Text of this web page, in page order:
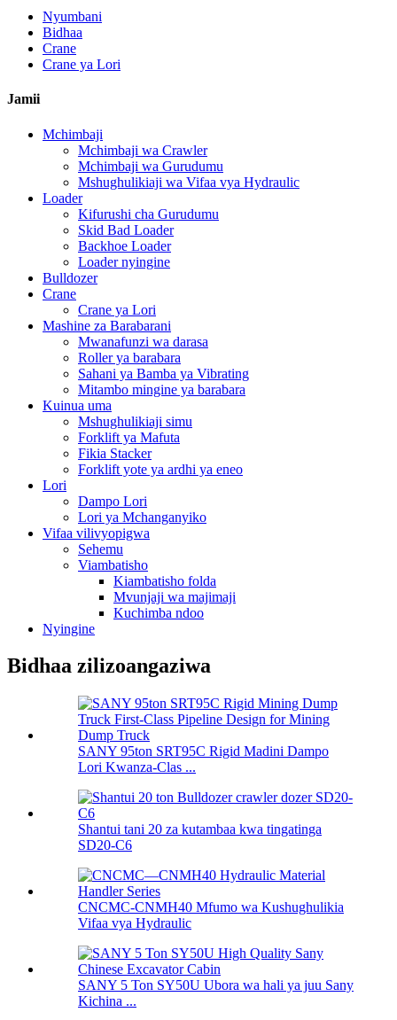
Nyumbani
Bidhaa
Crane
Crane ya Lori
Jamii
Mchimbaji
Mchimbaji wa Crawler
Mchimbaji wa Gurudumu
Mshughulikiaji wa Vifaa vya Hydraulic
Loader
Kifurushi cha Gurudumu
Skid Bad Loader
Backhoe Loader
Loader nyingine
Bulldozer
Crane
Crane ya Lori
Mashine za Barabarani
Mwanafunzi wa darasa
Roller ya barabara
Sahani ya Bamba ya Vibrating
Mitambo mingine ya barabara
Kuinua uma
Mshughulikiaji simu
Forklift ya Mafuta
Fikia Stacker
Forklift yote ya ardhi ya eneo
Lori
Dampo Lori
Lori ya Mchanganyiko
Vifaa vilivyopigwa
Sehemu
Viambatisho
Kiambatisho folda
Mvunjaji wa majimaji
Kuchimba ndoo
Nyingine
Bidhaa zilizoangaziwa
SANY 95ton SRT95C Rigid Madini Dampo
Lori Kwanza-Clas ...
Shantui tani 20 za kutambaa kwa tingatinga
SD20-C6
CNCMC-CNMH40 Mfumo wa Kushughulikia
Vifaa vya Hydraulic
SANY 5 Ton SY50U Ubora wa hali ya juu Sany
Kichina ...